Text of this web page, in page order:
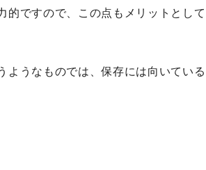
的ですので、この点もメリットとして
ようなものでは、保存には向いている